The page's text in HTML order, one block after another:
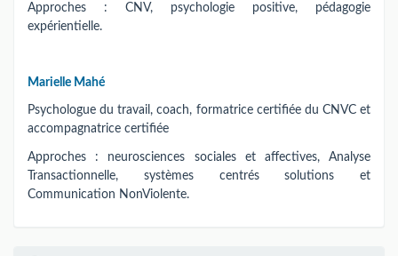
Approches : CNV, psychologie positive, pédagogie
expérientielle.
Marielle Mahé
Psychologue du travail, coach, formatrice certifiée du CNVC et
accompagnatrice certifiée
Approches : neurosciences sociales et affectives, Analyse
Transactionnelle, systèmes centrés solutions et
Communication NonViolente.